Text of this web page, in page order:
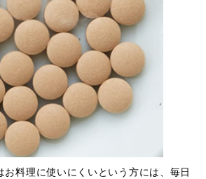
お料理に使いにくいという方には、毎日